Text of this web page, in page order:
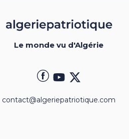
Le monde vu d'Algérie
contact@algeriepatriotique.com